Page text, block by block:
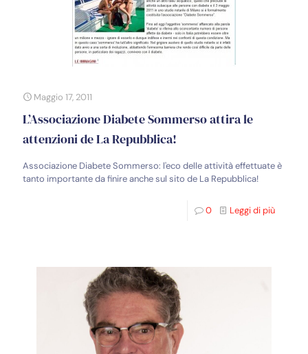
Maggio 17, 2011
L’Associazione Diabete Sommerso attira le
attenzioni de La Repubblica!
Associazione Diabete Sommerso: l'eco delle attività effettuate è
tanto importante da finire anche sul sito de La Repubblica!
0 Leggi di più